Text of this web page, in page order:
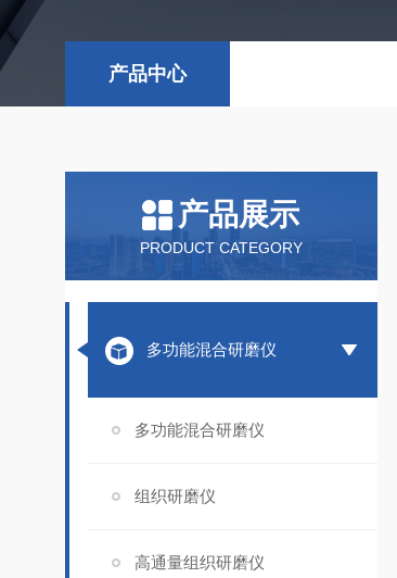
产品中心
产品展示
PRODUCT CATEGORY
多功能混合研磨仪
多功能混合研磨仪
组织研磨仪
高通量组织研磨仪